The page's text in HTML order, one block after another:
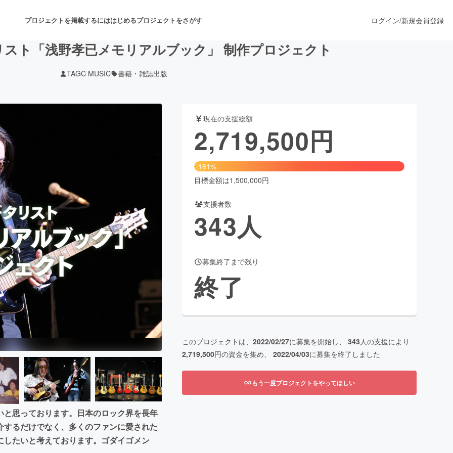
プロジェクトを掲載するにははじめるプロジェクトをさがす
舞台・パフォーマンス
ゲーム・サービス開発 フード・飲食店 ファッション
書籍・雑誌出版
チャレンジ ビューティー・ヘルスケア
CAMPFIRE for Social Good
CAMPFIREふるさと納税
machi-yaコミュニティ
ログイン/新規会員登録
ト「浅野孝已メモリアルブック」 制作プロジェクト
TAGC MUSIC 書籍・雑誌出版
思っております。日本のロック界を長年
るだけでなく、多くのファンに愛された
たいと考えております。ゴダイゴメン
現在の支援総額
2,719,500円
181%
目標金額は1,500,000円
支援者数
343人
募集終了まで残り
終了
このプロジェクトは、 2022/02/27に募集を開始し、 343人の支援により
2,719,500円の資金を集め、 2022/04/03に募集を終了しました
もう一度プロジェクトをやってほしい